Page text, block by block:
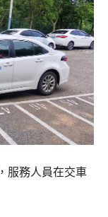
，服務人員在交車